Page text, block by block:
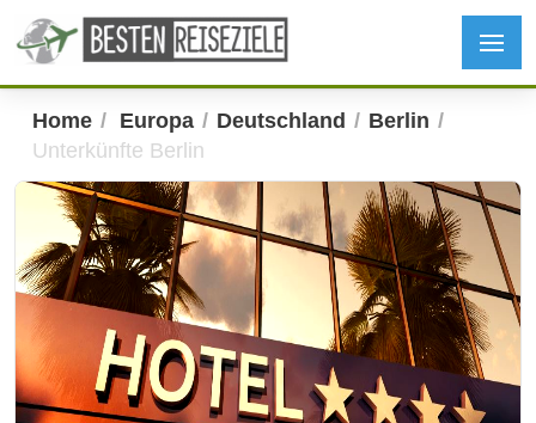
Home Europa Deutschland
Berlin
Unterkünfte Berlin